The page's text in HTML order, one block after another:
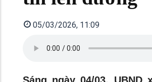
05/03/2026, 11:09